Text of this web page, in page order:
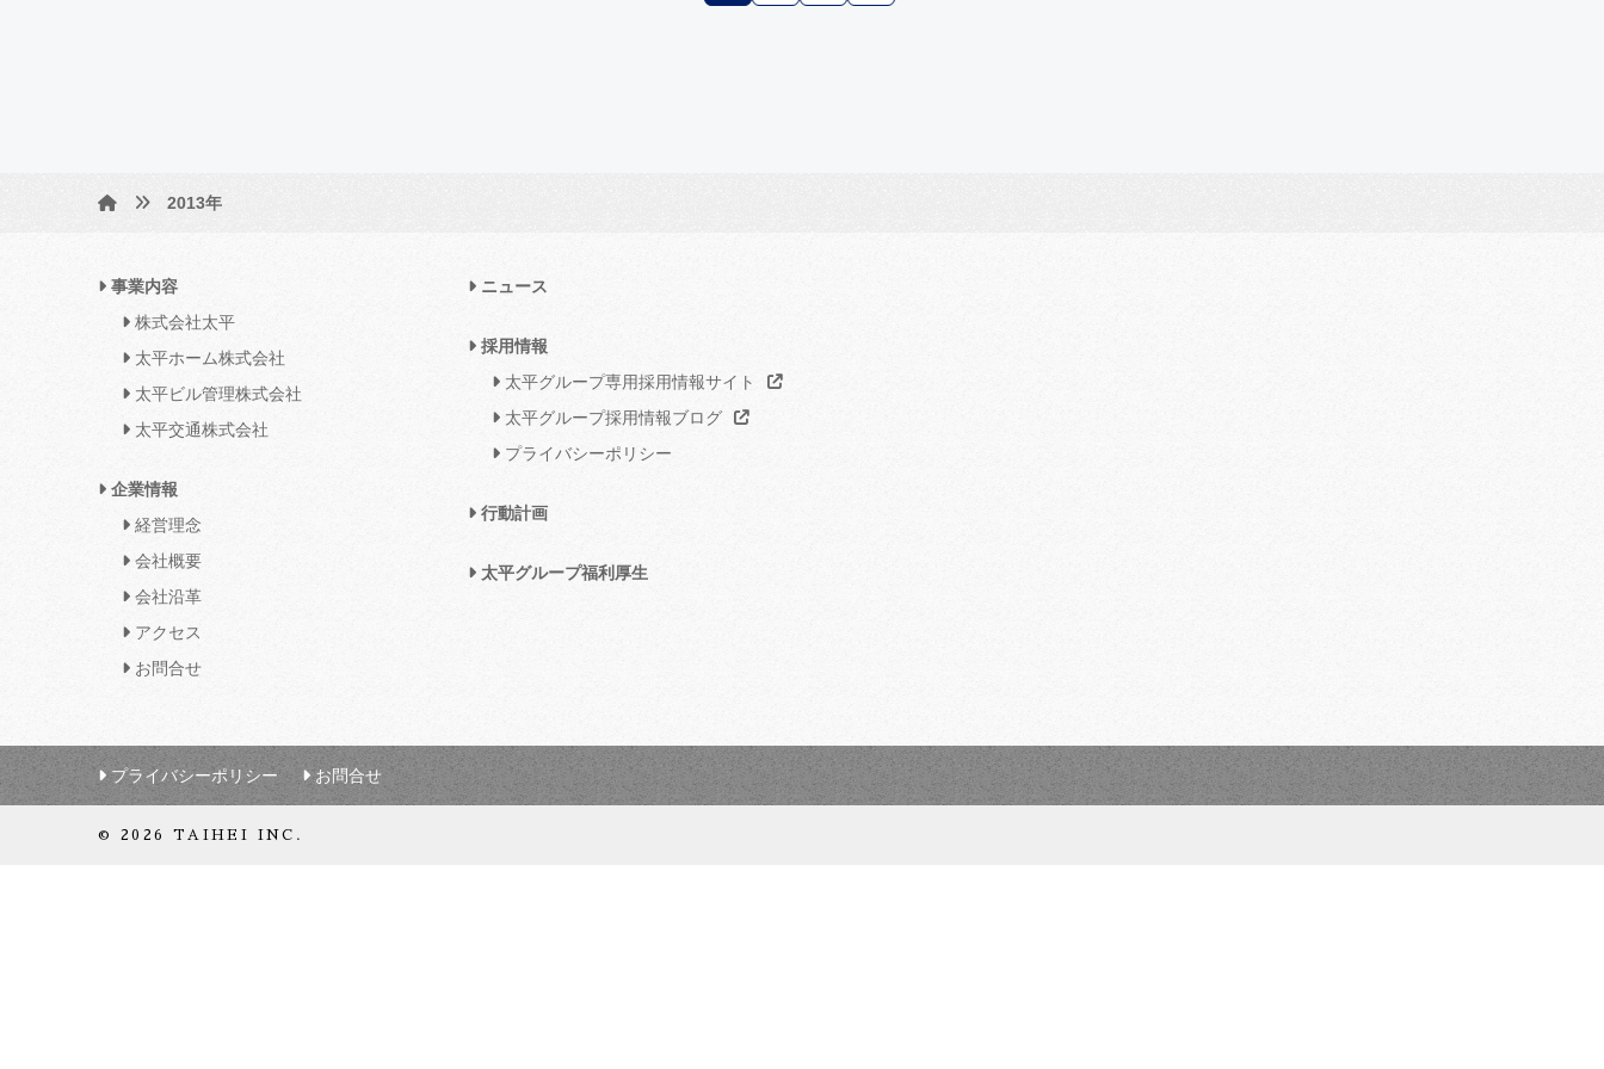
2013年
事業内容
株式会社太平
太平ホーム株式会社
太平ビル管理株式会社
太平交通株式会社
企業情報
経営理念
会社概要
会社沿革
アクセス
お問合せ
ニュース
採用情報
太平グループ専用採用情報サイト
太平グループ採用情報ブログ
プライバシーポリシー
行動計画
太平グループ福利厚生
プライバシーポリシー お問合せ
© 2026 TAIHEI INC.